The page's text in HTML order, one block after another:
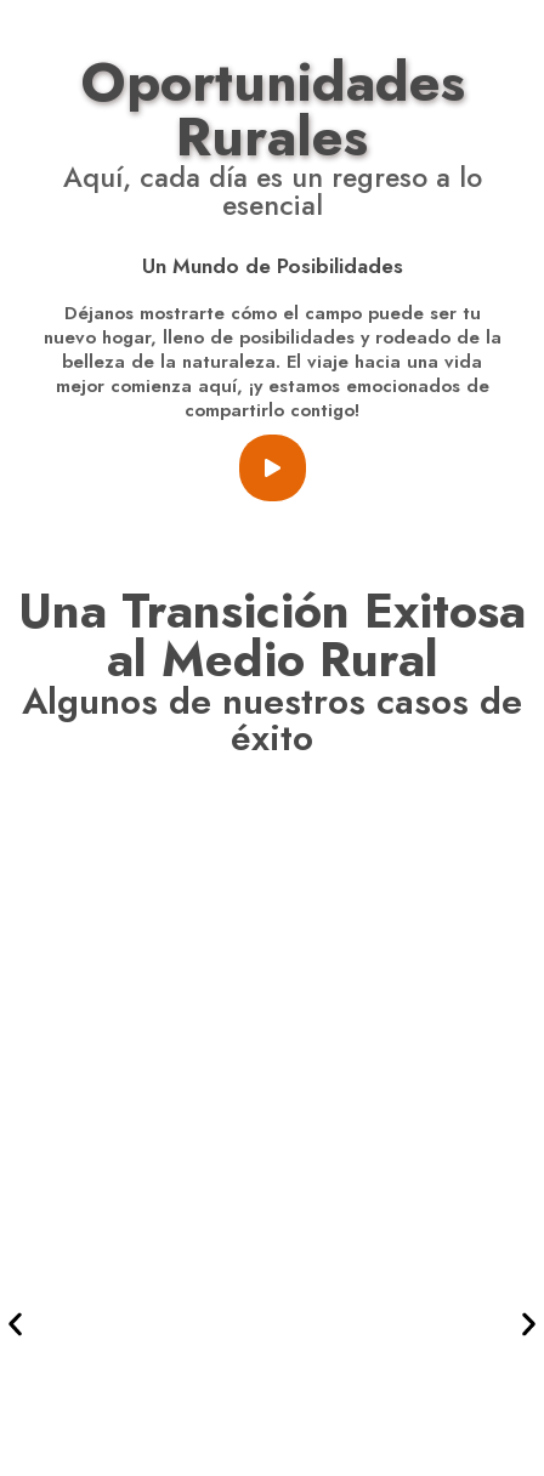
Oportunidades
Rurales
Aquí, cada día es un regreso a lo
esencial
Un Mundo de Posibilidades
Déjanos mostrarte cómo el campo puede ser tu
nuevo hogar, lleno de posibilidades y rodeado de la
belleza de la naturaleza. El viaje hacia una vida
mejor comienza aquí, ¡y estamos emocionados de
compartirlo contigo!
Una Transición Exitosa
al Medio Rural
Algunos de nuestros casos de
éxito